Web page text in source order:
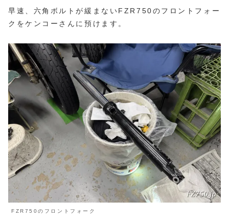
早速、六角ボルトが緩まないFZR750のフロントフォー
クをケンコーさんに預けます。
FZR750のフロントフォーク